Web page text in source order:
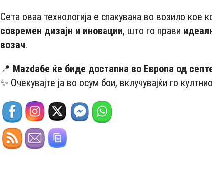
Сета оваа технологија е спакувана во возило кое
современ дизајн и иновации, што го прави
возач.
📍 Mazda6e ќе биде достапна во Европа од
✨ Очекувајте ја во осум бои, вклучувајќи го